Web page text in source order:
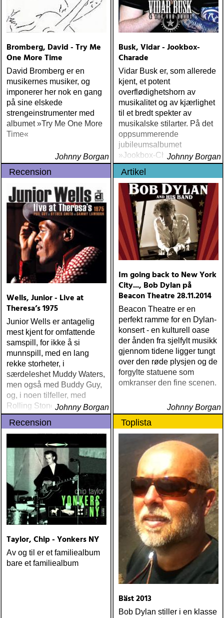
Bromberg, David - Try Me
One More Time
David Bromberg er en
musikernes musiker, og
imponerer her nok en gang
på sine elskede
strengeinstrumenter med
albumet »Try Me One More
Time«
Johnny Borgan
Busk, Vidar - Jookbox-
Charade
Vidar Busk er, som allerede
kjent, et potent
overflødighetshorn av
musikalitet og av kjærlighet
til et bredt spekter av
musikalske stilarter. På det
oppsummerende
jubileumsalbumet
»Jookbox-Charade« tar han
oss med på en svir av en
musikalsk reise i en suite
av groove
Johnny Borgan
Recension
Wells, Junior - Live at
Theresa’s 1975
Junior Wells er antagelig
mest kjent for omfattende
samspill, for ikke å si
munnspill, med en lang
rekke storheter, i
særdeleshet Muddy Waters,
men også med Buddy Guy,
og, i noen tilfeller, med
Rolling Stones og Van
Morrison
Johnny Borgan
Artikel
Im going back to New York
City..., Bob Dylan på
Beacon Theatre 28.11.2014
Beacon Theatre er en
perfekt ramme for en Dylan-
konsert - en kulturell oase
der ånden fra sjelfylt musikk
gjennom tidene ligger tungt
over den røde plysjen og de
forgylte statuene som
omkranser den fine scenen.
Johnny Borgan
Recension
Taylor, Chip - Yonkers NY
Av og til er et familiealbum
bare et familiealbum
Toplista
Bäst 2013
Bob Dylan stiller i en klasse